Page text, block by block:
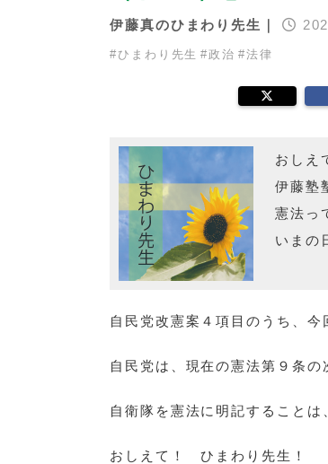
伊藤真のひまわり先生｜
#ひまわり先生 #政治 #法律
おしえ
伊藤塾
憲法っ
いまの
自民党改憲案４項目のうち、今
自民党は、現在の憲法第９条の
自衛隊を憲法に明記することは
おしえて！ ひまわり先生！